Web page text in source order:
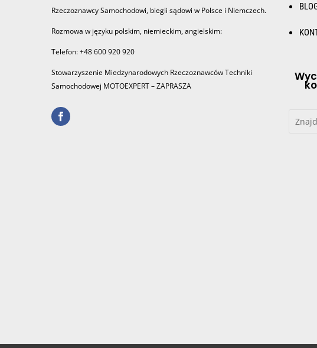
Rzeczoznawcy Samochodowi, biegli sądowi w Polsce i Niemczech.
Rozmowa w języku polskim, niemieckim, angielskim:
Telefon: +48 600 920 920
Stowarzyszenie Miedzynarodowych Rzeczoznawców Techniki
Samochodowej MOTOEXPERT – ZAPRASZA